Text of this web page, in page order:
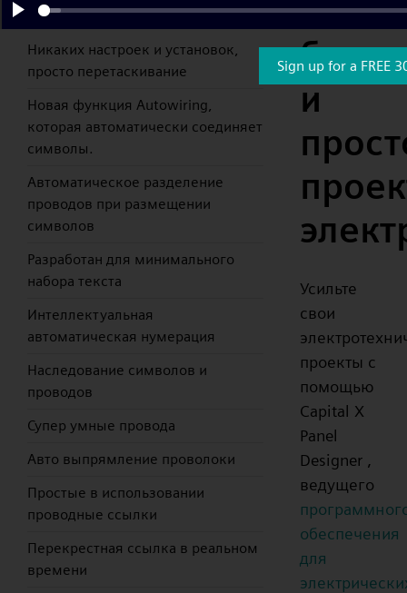
Преимущества
Никаких настроек и установок,
просто перетаскивание
Новая функция Autowiring,
которая автоматически соединяет
символы.
Автоматическое разделение
проводов при размещении
символов
Разработан для минимального
набора текста
Интеллектуальная
автоматическая нумерация
Наследование символов и
проводов
Супер умные провода
Авто выпрямление проволоки
Простые в использовании
проводные ссылки
Перекрестная ссылка в реальном
времени
схем:
и
Усильте
свои
проекты с
помощью
Capital X
Panel
Designer ,
ведущего
обеспечения
для
Play
Sign up for a FREE